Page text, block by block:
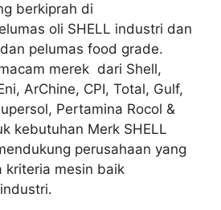
berkiprah di
oli SHELL industri dan
pelumas food grade.
merek dari Shell,
ArChine, CPI, Total, Gulf,
Pertamina Rocol &
kebutuhan Merk SHELL
perusahaan yang
kriteria mesin baik